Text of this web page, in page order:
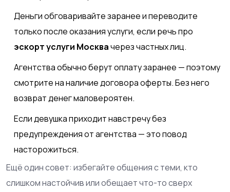
Деньги обговаривайте заранее и переводите
только после оказания услуги, если речь про
эскорт услуги Москвачерез частных лиц.
Агентства обычно берут оплату заранее — поэтому
смотрите на наличие договора оферты. Без него
возврат денег маловероятен.
Если девушка приходит навстречу без
предупреждения от агентства — это повод
насторожиться.
Ещё один совет: избегайте общения с теми, кто
слишком настойчив или обещает что-то сверх